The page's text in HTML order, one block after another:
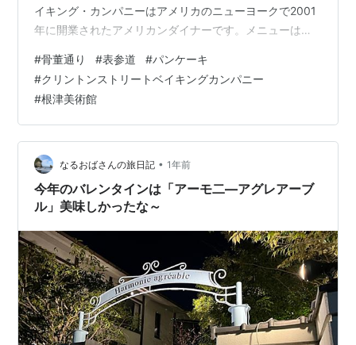
イキング・カンパニーはアメリカのニューヨークで2001
年に開業されたアメリカンダイナーです。メニューはダ
チ、ハンバーガーなどクラシカルなラインナップで、ボ
リュームもクラシカルにアメリカサイズです。そしてこ
ちらのパンケーキはニューヨークで最も有名なパンケー
キとして知られているそうです。更にオーナーシェフは
良質な食材にこだわっているようで、ジャンクに抗いな
がらヘルシー志向と豪語するストレス抜群の…
#骨董通り #表参道 #パンケーキ
#クリントンストリートベイキングカンパニー
#根津美術館
なるおばさんの旅日記 • 1年前
今年のバレンタインは「アーモ二―アグレアーブ
ル」美味しかったな～